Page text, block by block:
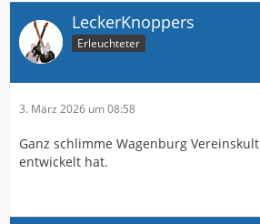
LeckerKnoppers
Erleuchteter
3. März 2026 um 08:58
Ganz schlimme Wagenburg
entwickelt hat.